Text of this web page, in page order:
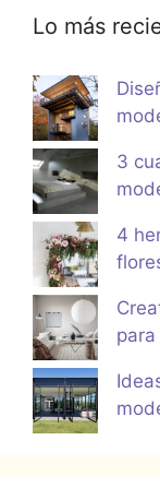
Lo más
3
4